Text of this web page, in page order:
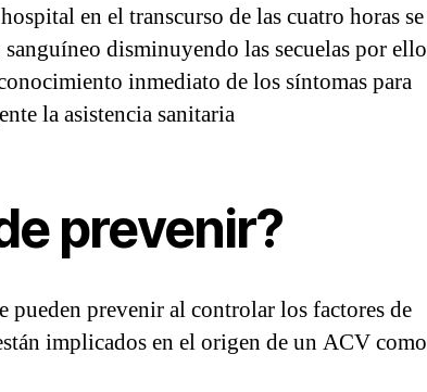
en el transcurso de las cuatro horas se
disminuyendo las secuelas por ello
inmediato de los síntomas para
la asistencia sanitaria
prevenir?
pueden prevenir al controlar los factores de
implicados en el origen de un ACV como